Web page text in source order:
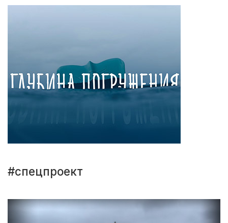
#спецпроект